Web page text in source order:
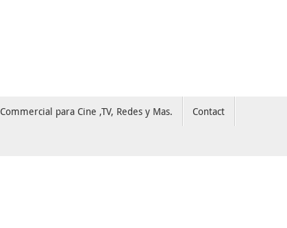
Commercial para Cine ,TV, Redes y Mas.
Contact